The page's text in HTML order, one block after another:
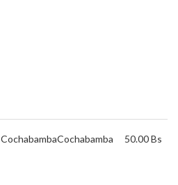
CochabambaCochabamba 50.00 Bs